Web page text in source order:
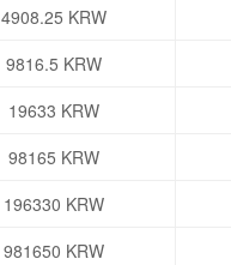
4908.25 KRW
9816.5 KRW
19633 KRW
98165 KRW
196330 KRW
981650 KRW